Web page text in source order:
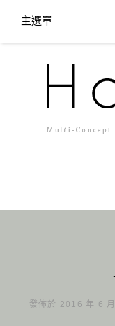
主選單
發佈於 2016 年 6